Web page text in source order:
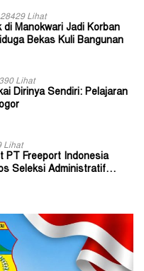
28429 Lihat
di Manokwari Jadi Korban
Bekas Kuli Bangunan
Lihat
Dirinya Sendiri: Pelajaran
Lihat
PT Freeport Indonesia
Seleksi Administratif